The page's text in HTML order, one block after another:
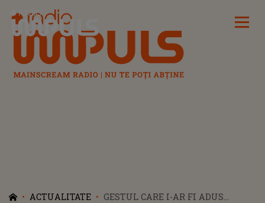
Radio Impuls
ACTUALITATE
GESTUL CARE I-AR FI ADUS